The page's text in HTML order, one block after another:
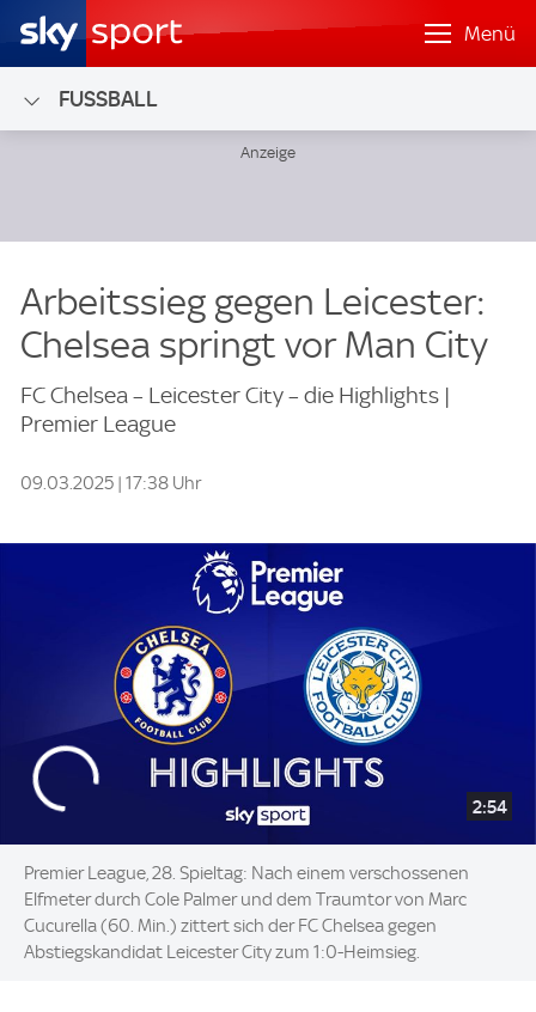
Menü
FUSSBALL
Arbeitssieg gegen Leicester:
Chelsea springt vor Man City
FC Chelsea – Leicester City – die Highlights |
Premier League
09.03.2025 | 17:38 Uhr
2:54
Premier League, 28. Spieltag: Nach einem verschossenen
Elfmeter durch Cole Palmer und dem Traumtor von Marc
Cucurella (60. Min.) zittert sich der FC Chelsea gegen
Abstiegskandidat Leicester City zum 1:0-Heimsieg.